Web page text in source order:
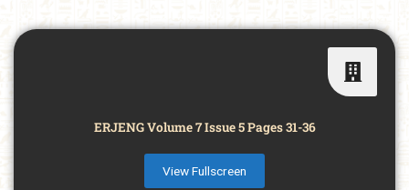
ERJENG Volume 7 Issue 5 Pages 31-36
View Fullscreen